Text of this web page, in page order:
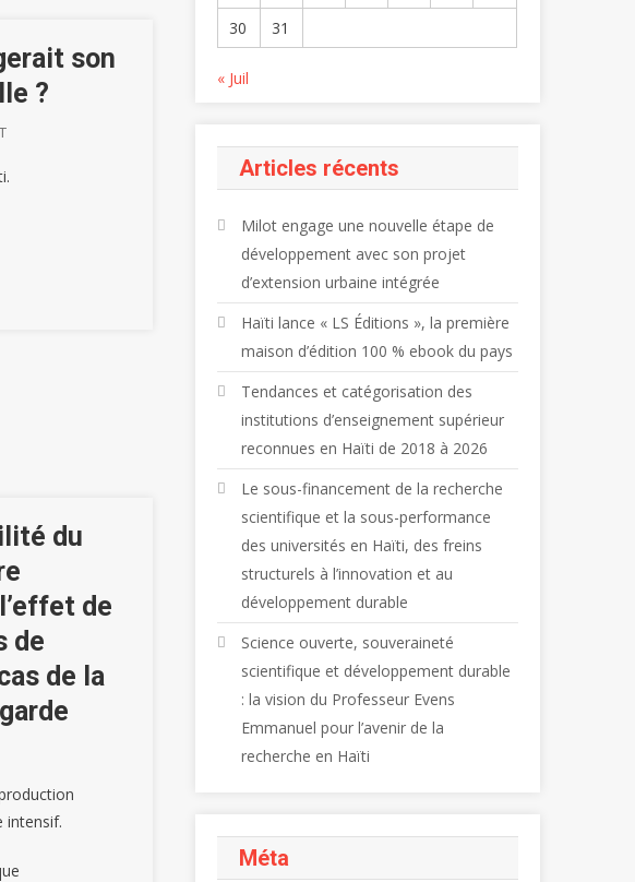
son
?
du
de
de
de la
intensif.
30
31
« Juil
Articles récents
Milot engage une nouvelle étape de
développement avec son projet
d’extension urbaine intégrée
Haïti lance « LS Éditions », la première
maison d’édition 100 % ebook du pays
Tendances et catégorisation des
institutions d’enseignement supérieur
reconnues en Haïti de 2018 à 2026
Le sous-financement de la recherche
scientifique et la sous-performance
des universités en Haïti, des freins
structurels à l’innovation et au
développement durable
Science ouverte, souveraineté
scientifique et développement durable
: la vision du Professeur Evens
Emmanuel pour l’avenir de la
recherche en Haïti
Méta